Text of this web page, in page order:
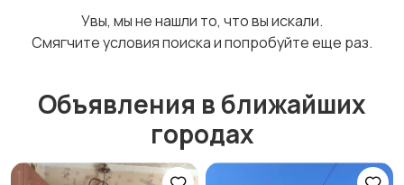
посуточно
недвижимость
Прочие строения Продажа квартиры
Увы, мы не нашли то, что вы искали.
Смягчите условия поиска и попробуйте еще раз.
Объявления в ближайших
городах